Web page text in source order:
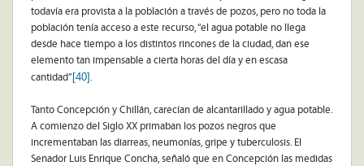
todavía era provista a la población a través de pozos, pero no toda la
población tenía acceso a este recurso, “el agua potable no llega
desde hace tiempo a los distintos rincones de la ciudad, dan ese
elemento tan impensable a cierta horas del día y en escasa
cantidad” [40].
Tanto Concepción y Chillán, carecían de alcantarillado y agua potable.
A comienzo del Siglo XX primaban los pozos negros que
incrementaban las diarreas, neumonías, gripe y tuberculosis. El
Senador Luis Enrique Concha, señaló que en Concepción las medidas